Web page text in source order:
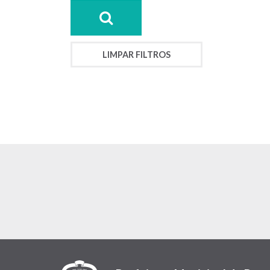
LIMPAR FILTROS